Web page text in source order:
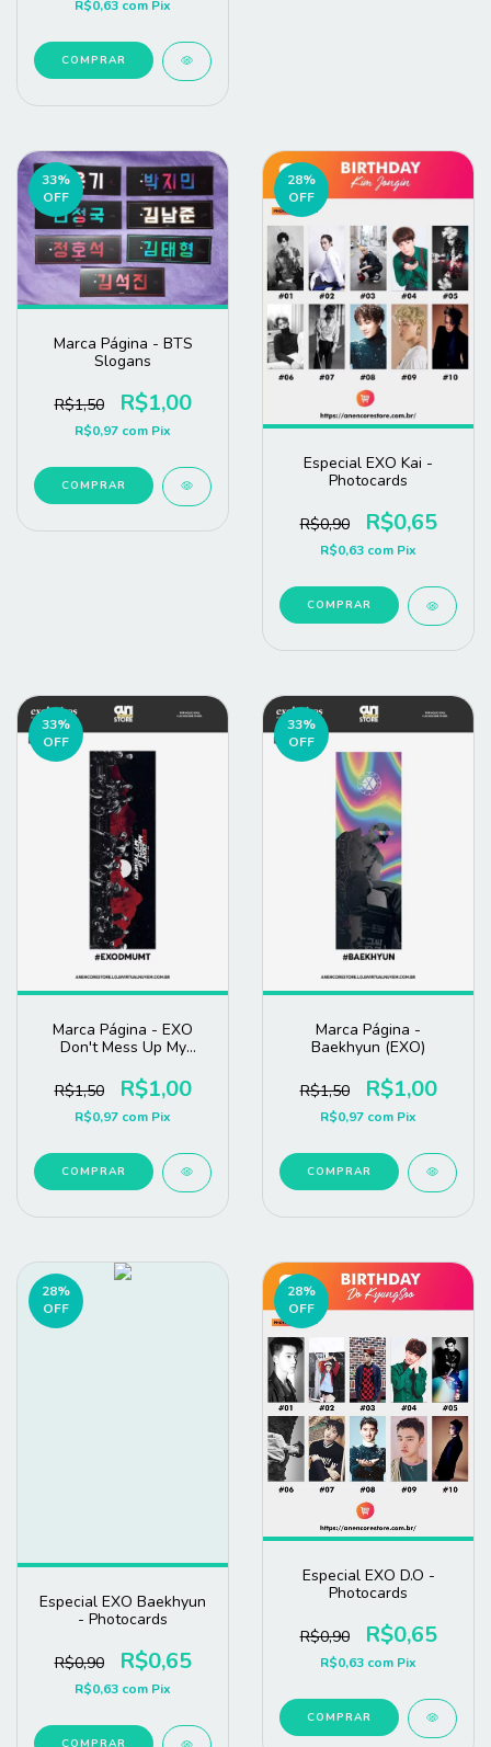
R$0,63 com Pix
COMPRAR
33%
OFF
Marca Página - BTS
Slogans
R$1,50 R$1,00
R$0,97 com Pix
COMPRAR
28%
OFF
Especial EXO Kai -
Photocards
R$0,90 R$0,65
R$0,63 com Pix
COMPRAR
33%
OFF
Marca Página - EXO
Don't Mess Up My
R$1,50
R$1,00
R$0,97 com Pix
COMPRAR
33%
OFF
Marca Página -
Baekhyun (EXO)
R$1,50 R$1,00
R$0,97 com Pix
COMPRAR
28%
OFF
Especial EXO Baekhyun
- Photocards
R$0,90 R$0,65
R$0,63 com Pix
28%
OFF
Especial EXO D.O -
Photocards
R$0,90 R$0,65
R$0,63 com Pix
COMPRAR